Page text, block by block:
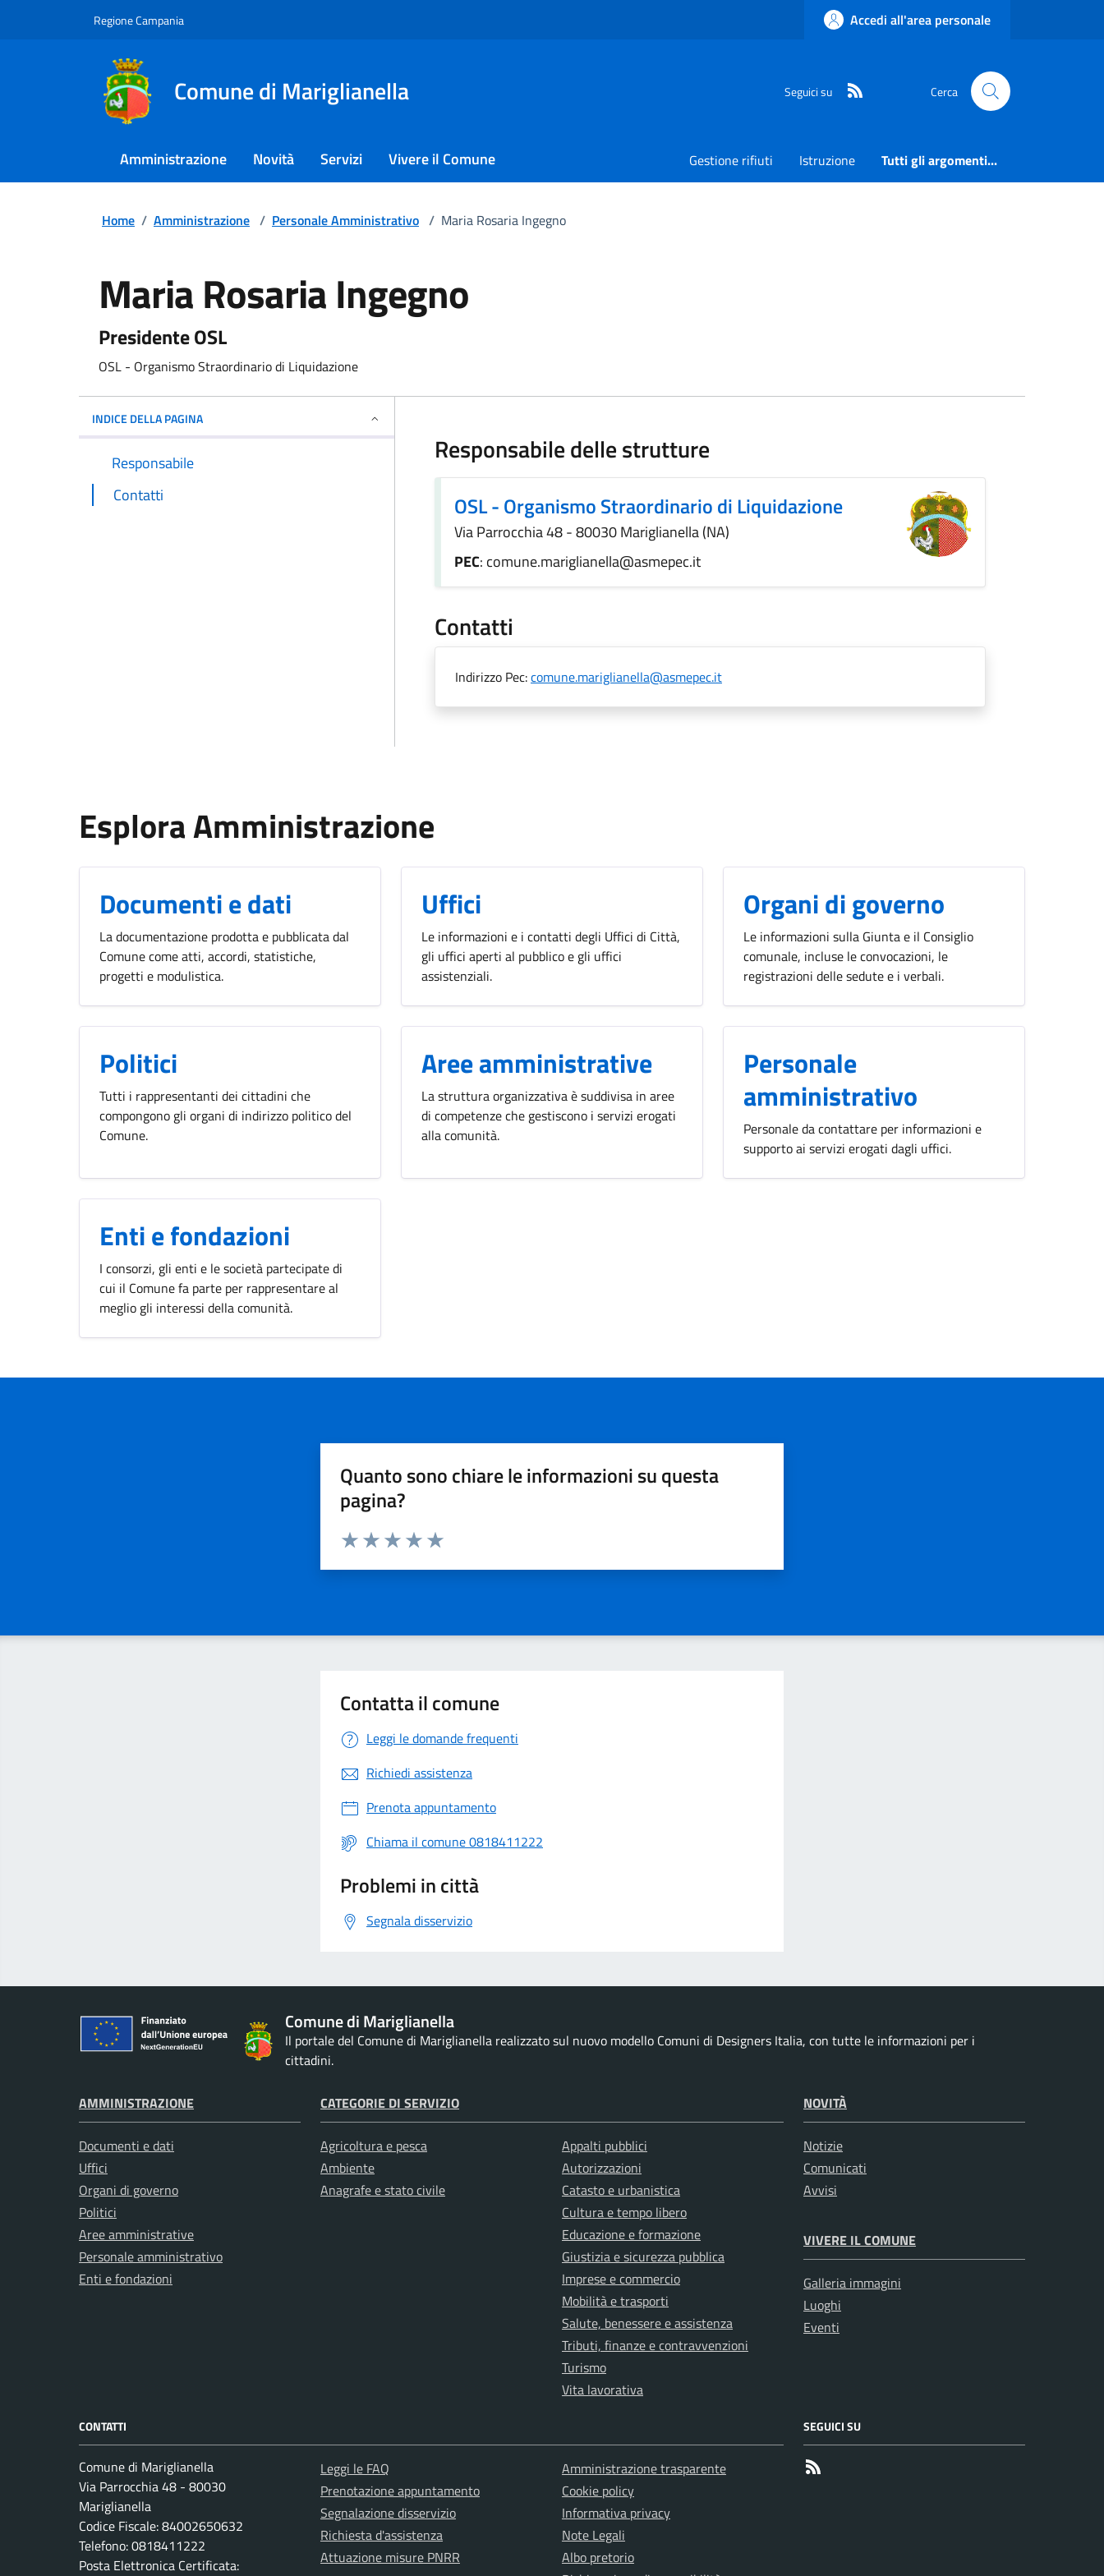
Regione Campania Accedi all'area personale
Comune di Mariglianella Seguici su Cerca
Amministrazione Novità Servizi Vivere il Comune Gestione rifiuti Istruzione Tutti gli argomenti...
Home / Amministrazione / Personale Amministrativo / Maria Rosaria Ingegno
Maria Rosaria Ingegno
Presidente OSL
OSL - Organismo Straordinario di Liquidazione
INDICE DELLA PAGINA
Responsabile
Contatti
Responsabile delle strutture
OSL - Organismo Straordinario di Liquidazione
Via Parrocchia 48 - 80030 Mariglianella (NA)
PEC: comune.mariglianella@asmepec.it
Contatti
Indirizzo Pec:comune.mariglianella@asmepec.it
Esplora Amministrazione
Documenti e dati
La documentazione prodotta e pubblicata dal
Comune come atti, accordi, statistiche,
progetti e modulistica.
Uffici
Le informazioni e i contatti degli Uffici di Città,
gli uffici aperti al pubblico e gli uffici
assistenziali.
Organi di governo
Le informazioni sulla Giunta e il Consiglio
comunale, incluse le convocazioni, le
registrazioni delle sedute e i verbali.
Politici
Tutti i rappresentanti dei cittadini che
compongono gli organi di indirizzo politico del
Comune.
Aree amministrative
La struttura organizzativa è suddivisa in aree
di competenze che gestiscono i servizi erogati
alla comunità.
Personale
amministrativo
Personale da contattare per informazioni e
supporto ai servizi erogati dagli uffici.
Enti e fondazioni
I consorzi, gli enti e le società partecipate di
cui il Comune fa parte per rappresentare al
meglio gli interessi della comunità.
Quanto sono chiare le informazioni su questa
pagina?
Valuta da 1 a 5 stelle la pagina
Contatta il comune
Leggi le domande frequenti
Richiedi assistenza
Prenota appuntamento
Chiama il comune 0818411222
Problemi in città
Segnala disservizio
Comune di Mariglianella
Il portale del Comune di Mariglianella realizzato sul nuovo modello Comuni di Designers Italia, con tutte le informazioni per i
cittadini.
AMMINISTRAZIONE
Documenti e dati
Uffici
Organi di governo
Politici
Aree amministrative
Personale amministrativo
Enti e fondazioni
CATEGORIE DI SERVIZIO
Agricoltura e pesca
Ambiente
Anagrafe e stato civile
Appalti pubblici
Autorizzazioni
Catasto e urbanistica
Cultura e tempo libero
Educazione e formazione
Giustizia e sicurezza pubblica
Imprese e commercio
Mobilità e trasporti
Salute, benessere e assistenza
Tributi, finanze e contravvenzioni
Turismo
Vita lavorativa
NOVITÀ
Notizie
Comunicati
Avvisi
VIVERE IL COMUNE
Galleria immagini
Luoghi
Eventi
CONTATTI
Comune di Mariglianella
Via Parrocchia 48 - 80030
Mariglianella
Codice Fiscale: 84002650632
Telefono: 0818411222
Posta Elettronica Certificata:
Leggi le FAQ
Prenotazione appuntamento
Segnalazione disservizio
Richiesta d'assistenza
Attuazione misure PNRR
Amministrazione trasparente
Cookie policy
Informativa privacy
Note Legali
Albo pretorio
SEGUICI SU